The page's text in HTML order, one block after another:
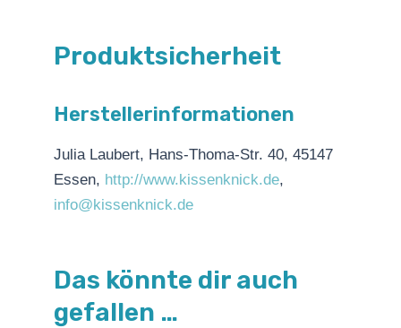
Produktsicherheit
Herstellerinformationen
Julia Laubert, Hans-Thoma-Str. 40, 45147
Essen, http://www.kissenknick.de,
info@kissenknick.de
Das könnte dir auch
gefallen …